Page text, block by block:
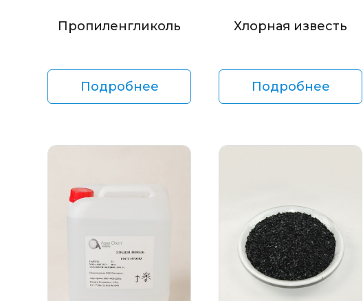
Пропиленгликоль
Подробнее
Хлорная известь
Подробнее